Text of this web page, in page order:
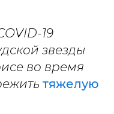
19
звезды
во время
тяжелую